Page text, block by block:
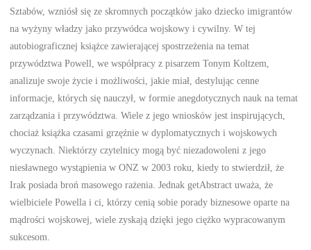
Sztabów, wzniósł się ze skromnych początków jako dziecko imigrantów
na wyżyny władzy jako przywódca wojskowy i cywilny. W tej
autobiograficznej książce zawierającej spostrzeżenia na temat
przywództwa Powell, we współpracy z pisarzem Tonym Koltzem,
analizuje swoje życie i możliwości, jakie miał, destylując cenne
informacje, których się nauczył, w formie anegdotycznych nauk na temat
zarządzania i przywództwa. Wiele z jego wniosków jest inspirujących,
chociaż książka czasami grzęźnie w dyplomatycznych i wojskowych
wyczynach. Niektórzy czytelnicy mogą być niezadowoleni z jego
niesławnego wystąpienia w ONZ w 2003 roku, kiedy to stwierdził, że
Irak posiada broń masowego rażenia. Jednak getAbstract uważa, że
wielbiciele Powella i ci, którzy cenią sobie porady biznesowe oparte na
mądrości wojskowej, wiele zyskają dzięki jego ciężko wypracowanym
sukcesom.